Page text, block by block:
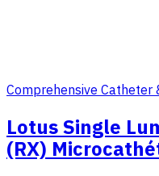
Comprehensive Catheter
Lotus Single
(RX)